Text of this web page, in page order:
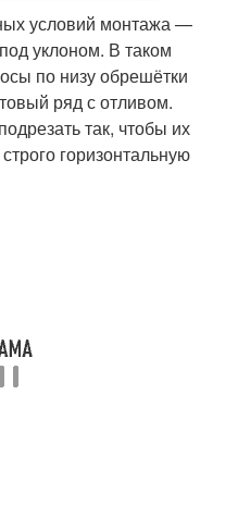
условий монтажа —
уклоном. В таком
по низу обрешётки
ряд с отливом.
так, чтобы их
горизонтальную